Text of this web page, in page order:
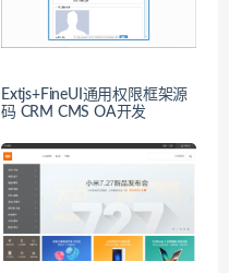
Extjs+FineUI通用权限框架源
码 CRM CMS OA开发